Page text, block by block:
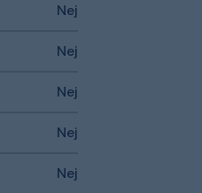
Nej
Nej
Nej
Nej
Nej